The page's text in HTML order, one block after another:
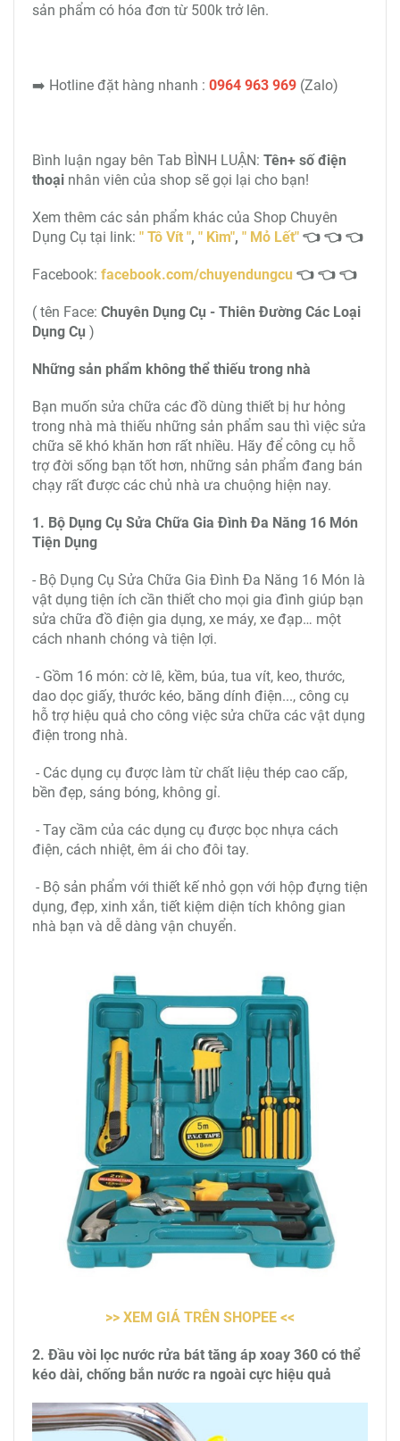
sản phẩm có hóa đơn từ 500k trở lên.
➡️ Hotline đặt hàng nhanh : 0964 963 969 (Zalo)
Bình luận ngay bên Tab BÌNH LUẬN: Tên+ số điện
thoại nhân viên của shop sẽ gọi lại cho bạn!
Xem thêm các sản phẩm khác của Shop Chuyên
Dụng Cụ tại link: " Tô Vít ", " Kìm", " Mỏ Lết" 👈 👈 👈
Facebook: facebook.com/chuyendungcu 👈 👈 👈
( tên Face: Chuyên Dụng Cụ - Thiên Đường Các Loại
Dụng Cụ )
Những sản phẩm không thể thiếu trong nhà
Bạn muốn sửa chữa các đồ dùng thiết bị hư hỏng
trong nhà mà thiếu những sản phẩm sau thì việc sửa
chữa sẽ khó khăn hơn rất nhiều. Hãy để công cụ hỗ
trợ đời sống bạn tốt hơn, những sản phẩm đang bán
chạy rất được các chủ nhà ưa chuộng hiện nay.
1. Bộ Dụng Cụ Sửa Chữa Gia Đình Đa Năng 16 Món
Tiện Dụng
- Bộ Dụng Cụ Sửa Chữa Gia Đình Đa Năng 16 Món là
vật dụng tiện ích cần thiết cho mọi gia đình giúp bạn
sửa chữa đồ điện gia dụng, xe máy, xe đạp… một
cách nhanh chóng và tiện lợi.
- Gồm 16 món: cờ lê, kềm, búa, tua vít, keo, thước,
dao dọc giấy, thước kéo, băng dính điện..., công cụ
hỗ trợ hiệu quả cho công việc sửa chữa các vật dụng
điện trong nhà.
- Các dụng cụ được làm từ chất liệu thép cao cấp,
bền đẹp, sáng bóng, không gỉ.
- Tay cầm của các dụng cụ được bọc nhựa cách
điện, cách nhiệt, êm ái cho đôi tay.
- Bộ sản phẩm với thiết kế nhỏ gọn với hộp đựng tiện
dụng, đẹp, xinh xắn, tiết kiệm diện tích không gian
nhà bạn và dễ dàng vận chuyển.
>> XEM GIÁ TRÊN SHOPEE <<
2. Đầu vòi lọc nước rửa bát tăng áp xoay 360 có thể
kéo dài, chống bắn nước ra ngoài cực hiệu quả